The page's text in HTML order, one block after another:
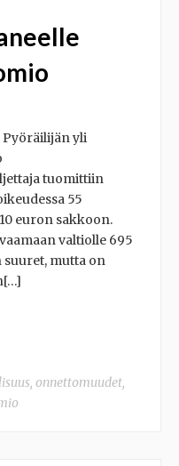
Pyöräilijän yli
tuomittiin
55
euron sakkoon.
valtiolle 695
suuret, mutta on
, onnettomuudet,